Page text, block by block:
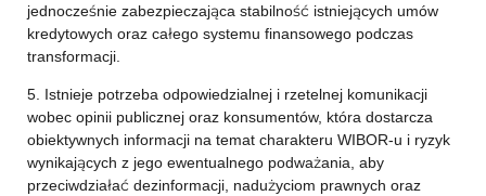
jednocześnie zabezpieczająca stabilność istniejących umów
kredytowych oraz całego systemu finansowego podczas
transformacji.
5. Istnieje potrzeba odpowiedzialnej i rzetelnej komunikacji
wobec opinii publicznej oraz konsumentów, która dostarcza
obiektywnych informacji na temat charakteru WIBOR-u i ryzyk
wynikających z jego ewentualnego podważania, aby
przeciwdziałać dezinformacji, nadużyciom prawnych oraz